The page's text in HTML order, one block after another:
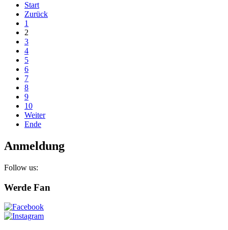
Start
Zurück
1
2
3
4
5
6
7
8
9
10
Weiter
Ende
Anmeldung
Follow us:
Werde Fan